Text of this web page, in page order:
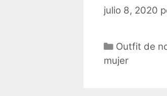
julio 8, 2020
Categorías
Outfit de
mujer